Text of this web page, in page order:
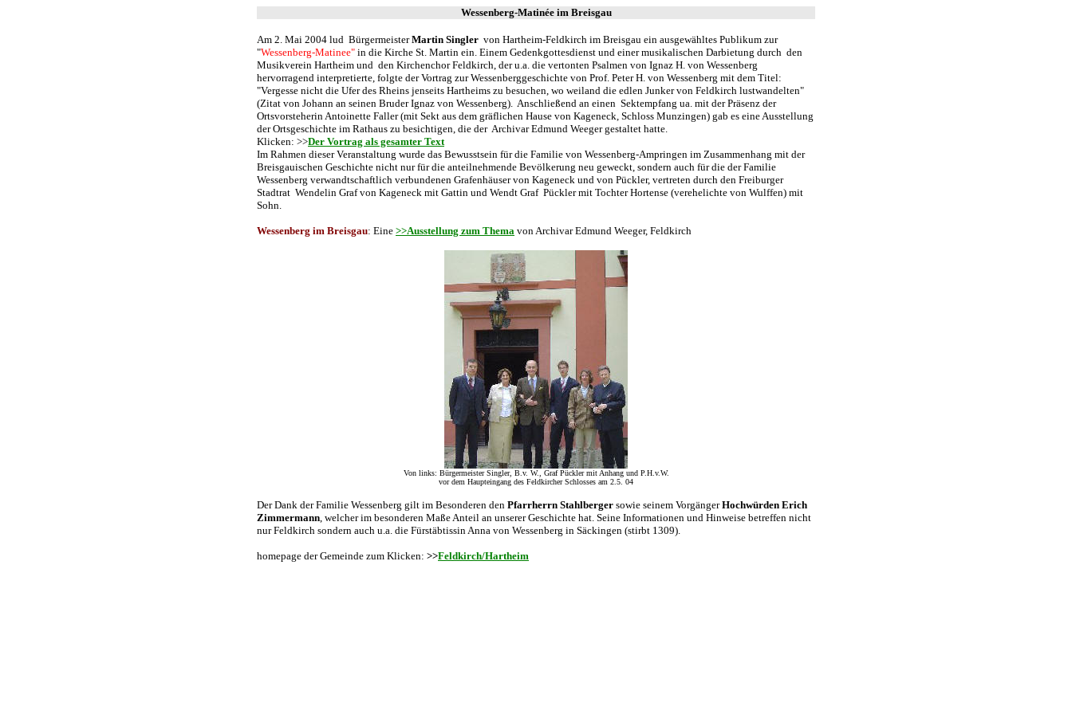
Wessenberg-Matinée im Breisgau
Am 2. Mai 2004 lud BürgermeisterMartin Singler von Hartheim-Feldkirch im Breisgau ein ausgewähltes Publikum zur
"Wessenberg-Matinee" in die Kirche St. Martin ein. Einem Gedenkgottesdienst und einer musikalischen Darbietung durch den
Musikverein Hartheim und den Kirchenchor Feldkirch, der u.a. die vertonten Psalmen von Ignaz H. von Wessenberg
hervorragend interpretierte, folgte der Vortrag zur Wessenberggeschichte von Prof. Peter H. von Wessenberg mit dem Titel:
"Vergesse nicht die Ufer des Rheins jenseits Hartheims zu besuchen, wo weiland die edlen Junker von Feldkirch lustwandelten"
(Zitat von Johann an seinen Bruder Ignaz von Wessenberg). Anschließend an einen Sektempfang ua. mit der Präsenz der
Ortsvorsteherin Antoinette Faller (mit Sekt aus dem gräflichen Hause von Kageneck, Schloss Munzingen) gab es eine Ausstellung
der Ortsgeschichte im Rathaus zu besichtigen, die der Archivar Edmund Weeger gestaltet hatte.
Klicken: >>Der Vortrag als gesamter Text
Im Rahmen dieser Veranstaltung wurde das Bewusstsein für die Familie von Wessenberg-Ampringen im Zusammenhang mit der
Breisgauischen Geschichte nicht nur für die anteilnehmende Bevölkerung neu geweckt, sondern auch für die der Familie
Wessenberg verwandtschaftlich verbundenen Grafenhäuser von Kageneck und von Pückler, vertreten durch den Freiburger
Stadtrat Wendelin Graf von Kageneck mit Gattin und Wendt Graf Pückler mit Tochter Hortense (verehelichte von Wulffen) mit
Sohn.
Wessenberg im Breisgau: Eine >>Ausstellung zum Thema von Archivar Edmund Weeger, Feldkirch
Von links: Bürgermeister Singler, B.v. W., Graf Pückler mit Anhang und P.H.v.W.
vor dem Haupteingang des Feldkircher Schlosses am 2.5. 04
Der Dank der Familie Wessenberg gilt im Besonderen den Pfarrherrn Stahlberger sowie seinem VorgängerHochwürden Erich
Zimmermann, welcher im besonderen Maße Anteil an unserer Geschichte hat. Seine Informationen und Hinweise betreffen nicht
nur Feldkirch sondern auch u.a. die Fürstäbtissin Anna von Wessenberg in Säckingen (stirbt 1309).
homepage der Gemeinde zum Klicken: >>Feldkirch/Hartheim